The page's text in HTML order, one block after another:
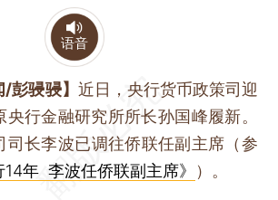
语音
/彭骎骎】 近日，央行货币政策司迎
行金融研究所所长孙国峰履新。
司长李波已调往侨联任副主席（参
14年 李波任侨联副主席》 ）。